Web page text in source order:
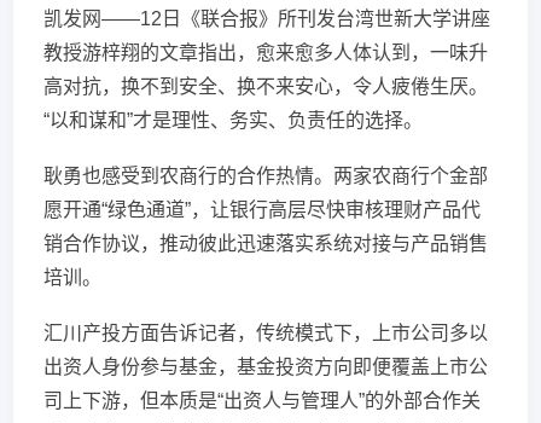
凯发网——12日《联合报》所刊发台湾世新大学讲座
教授游梓翔的文章指出，愈来愈多人体认到，一味升
高对抗，换不到安全、换不来安心，令人疲倦生厌。
“以和谋和”才是理性、务实、负责任的选择。
耿勇也感受到农商行的合作热情。两家农商行个金部
愿开通“绿色通道”，让银行高层尽快审核理财产品代
销合作协议，推动彼此迅速落实系统对接与产品销售
培训。
汇川产投方面告诉记者，传统模式下，上市公司多以
出资人身份参与基金，基金投资方向即便覆盖上市公
司上下游，但本质是“出资人与管理人”的外部合作关